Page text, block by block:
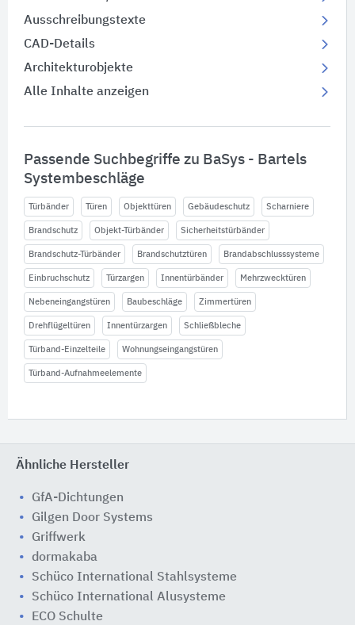
Ausschreibungstexte
CAD-Details
Architekturobjekte
Alle Inhalte anzeigen
Passende Suchbegriffe zu BaSys - Bartels
Systembeschläge
Türbänder Türen Objekttüren Gebäudeschutz Scharniere
Brandschutz Objekt-Türbänder Sicherheitstürbänder
Brandschutz-Türbänder Brandschutztüren Brandabschlusssysteme
Einbruchschutz Türzargen Innentürbänder Mehrzwecktüren
Nebeneingangstüren Baubeschläge Zimmertüren
Drehflügeltüren Innentürzargen Schließbleche
Türband-Einzelteile Wohnungseingangstüren
Türband-Aufnahmeelemente
Ähnliche Hersteller
GfA-Dichtungen
Gilgen Door Systems
Griffwerk
dormakaba
Schüco International Stahlsysteme
Schüco International Alusysteme
ECO Schulte